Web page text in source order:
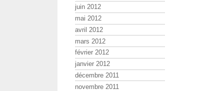
juin 2012
mai 2012
avril 2012
mars 2012
février 2012
janvier 2012
décembre 2011
novembre 2011